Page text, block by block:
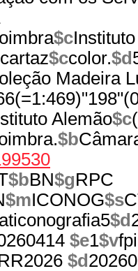
$c
$ccolor.$d
Madeira
Alemão$c
$b
$bBN$gRPC
$mICONOG$s
$d
$e1$v
$d